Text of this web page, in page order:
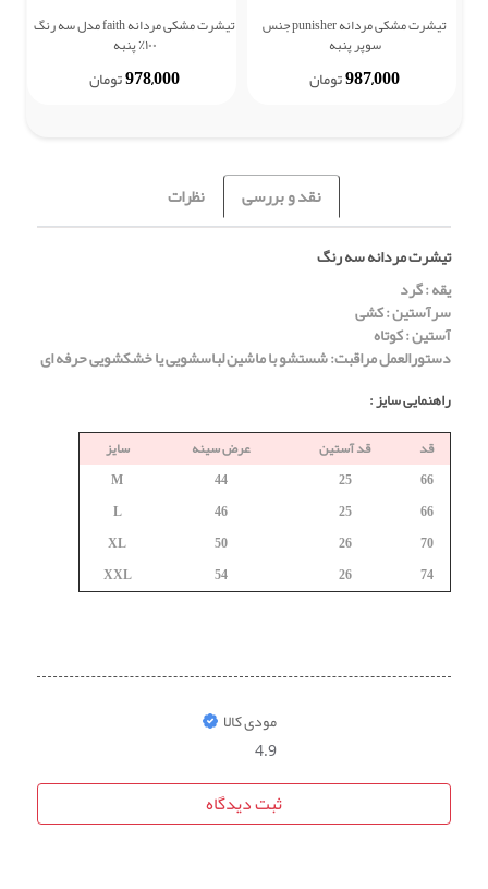
تیشرت مشکی مردانه punisher جنس
سوپر پنبه
987,000تومان
تیشرت مشکی مردانه faith مدل سه رنگ
۱۰۰٪ پنبه
978,000تومان
نقد و بررسی نظرات
تیشرت مردانه سه رنگ
یقه : گرد
سرآستین : کشی
آستین : کوتاه
دستورالعمل مراقبت: شستشو با ماشین لباسشویی یا خشکشویی حرفه ای
راهنمایی سایز :
قد قد آستین عرض سینه
سایز
66
25
44
M
66
25
46
L
70
26
50
XL
74
26
54
XXL
مودی کالا
4.9
ثبت دیدگاه